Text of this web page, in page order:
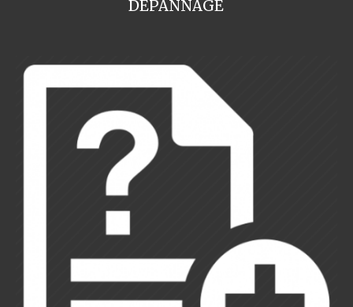
DEPANNAGE